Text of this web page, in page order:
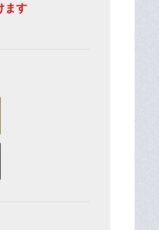
ます